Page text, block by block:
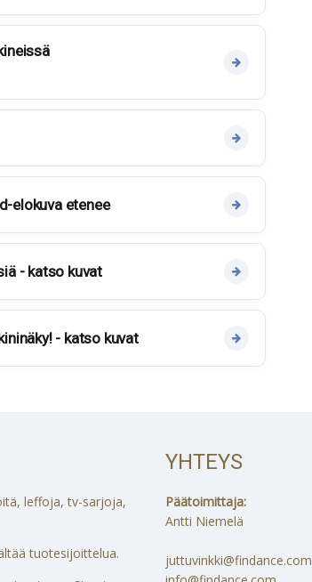
elokuva etenee
- katso kuvat
- katso kuvat
leffoja, tv-sarjoja,
tuotesijoittelua.
YHTEYS
Päätoimittaja:
Antti Niemelä
juttuvinkki@findance.com